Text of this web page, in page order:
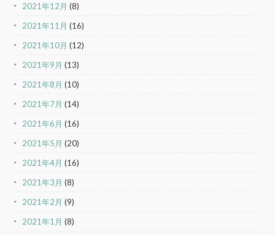
2021年12月 (8)
2021年11月 (16)
2021年10月 (12)
2021年9月 (13)
2021年8月 (10)
2021年7月 (14)
2021年6月 (16)
2021年5月 (20)
2021年4月 (16)
2021年3月 (8)
2021年2月 (9)
2021年1月 (8)